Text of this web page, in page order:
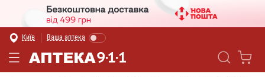
Київ Ваша аптека